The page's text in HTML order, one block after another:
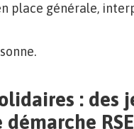
place générale,
: des
RSE